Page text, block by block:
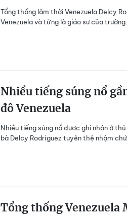
Tổng thống lâm thời Venezuela Delcy
Venezuela và từng là giáo sư của trường.
Nhiều tiếng súng nổ
đô Venezuela
Nhiều tiếng súng nổ được ghi nhận ở
bà Delcy Rodríguez tuyên thệ nhậm
Tổng thống